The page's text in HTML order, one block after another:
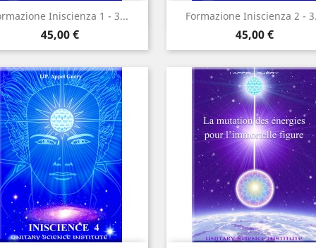
Iniscienza 1 - 3...
Prezzo
45,00 €
Anteprima Formazione Iniscienza 2 -
Prezzo
45,00 €
Anteprima